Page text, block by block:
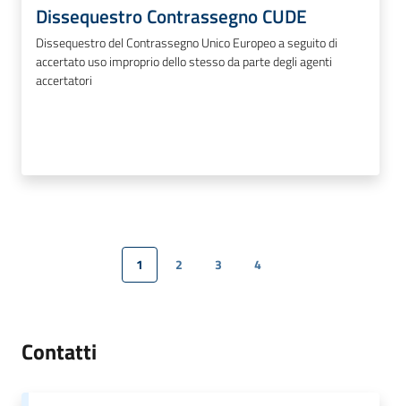
Dissequestro Contrassegno CUDE
Dissequestro del Contrassegno Unico Europeo a seguito di
accertato uso improprio dello stesso da parte degli agenti
accertatori
Pagina precedente
Pagina
1 Pagina
2 Pagina
3 Pagina
4
Contatti